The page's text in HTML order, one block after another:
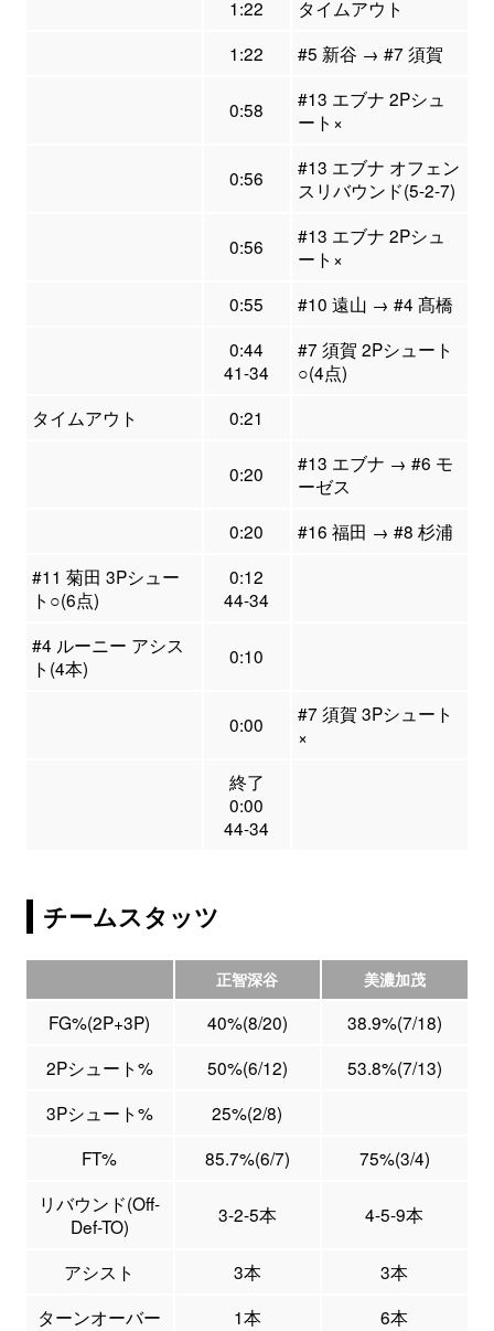
1:22
タイムアウト
1:22
#5 新谷 → #7 須賀
0:58
#13 エブナ 2Pシュ
ート×
0:56
#13 エブナ オフェン
スリバウンド(5-2-7)
0:56
#13 エブナ 2Pシュ
ート×
0:55
#10 遠山 → #4 髙橋
0:44
41-34
#7 須賀 2Pシュート
○(4点)
タイムアウト
0:21
0:20
#13 エブナ → #6 モ
ーゼス
0:20
#16 福田 → #8 杉浦
#11 菊田 3Pシュー
ト○(6点)
0:12
44-34
#4 ルーニー アシス
ト(4本)
0:10
0:00
#7 須賀 3Pシュート
×
終了
0:00
44-34
チームスタッツ
正智深谷 美濃加茂
FG%(2P+3P) 40%(8/20)
38.9%(7/18)
2Pシュート%
50%(6/12)
53.8%(7/13)
3Pシュート%
25%(2/8)
FT%
85.7%(6/7)
75%(3/4)
リバウンド(Off-
Def-TO)
3-2-5本 4-5-9本
アシスト 3本
3本
ターンオーバー
1本
6本